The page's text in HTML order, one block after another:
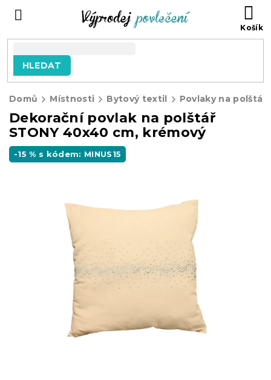
HLEDAT
Domů Místnosti Bytový textil Povlaky na
Dekorační povlak na polštář
STONY 40x40 cm, krémový
-15 % s kódem: MINUS15